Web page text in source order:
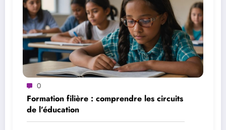
0
Formation filière : comprendre les circuits
de l’éducation